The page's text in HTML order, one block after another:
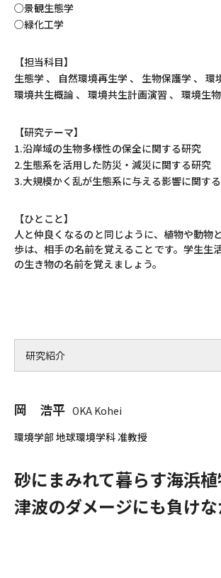
○景観生態学
○緑化工学
【担当科目】
生態学 、 自然環境再生学 、 生物保護学 、 環
環境共生概論 、 環境共生計画演習 、 環境生
【研究テーマ】
1.沿岸域の生物多様性の保全に関する研究
2.生態系を活用した防災・減災に関する研究
3.大規模かく乱が生態系に与える影響に関す
【ひとこと】
人と仲良くなるのと同じように、植物や動物
歩は、相手の名前を覚えることです。学生生
の生き物の名前を覚えましょう。
研究紹介
岡 浩平 OKA Kohei
環境学部 地球環境学科 准教授
砂にまみれて暮らす海浜植
津波のダメージにも負けな